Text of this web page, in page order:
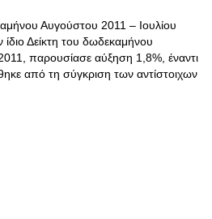
Αυγούστου 2011 – Ιουλίου
Δείκτη του δωδεκαμήνου
παρουσίασε αύξηση 1,8%, έναντι
από τη σύγκριση των αντίστοιχων